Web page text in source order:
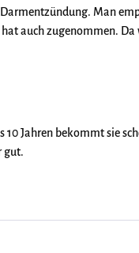
Man
hat auch zugenommen.
Jahren bekommt sie
gut.